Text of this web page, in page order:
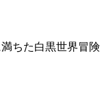
ちた白黒世界冒険